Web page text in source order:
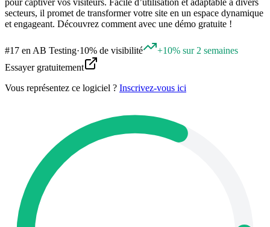
secteurs, il promet de transformer votre site en un espace dynamique
et engageant. Découvrez comment avec une démo gratuite !
#17 en AB Testing·10% de visibilité
+10% sur 2 semaines
Essayer gratuitement
Vous représentez ce logiciel ? Inscrivez-vous ici